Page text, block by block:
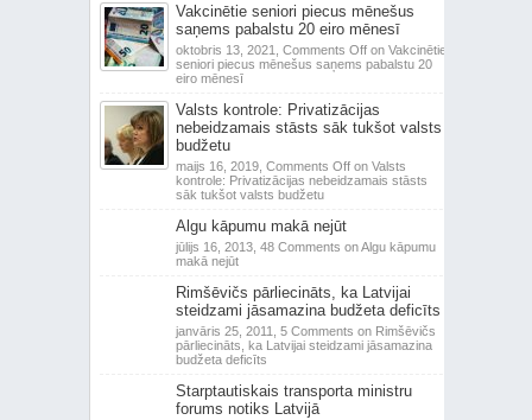
Vakcinētie seniori piecus mēnešus
saņems pabalstu 20 eiro mēnesī
oktobris 13, 2021, Comments Offon Vakcinētie
seniori piecus mēnešus saņems pabalstu 20
eiro mēnesī
Valsts kontrole: Privatizācijas
nebeidzamais stāsts sāk tukšot valsts
budžetu
maijs 16, 2019, Comments Offon Valsts
kontrole: Privatizācijas nebeidzamais stāsts
sāk tukšot valsts budžetu
Algu kāpumu makā nejūt
jūlijs 16, 2013, 48 Comments on Algu kāpumu
makā nejūt
Rimšēvičs pārliecināts, ka Latvijai
steidzami jāsamazina budžeta deficīts
janvāris 25, 2011, 5 Comments on Rimšēvičs
pārliecināts, ka Latvijai steidzami jāsamazina
budžeta deficīts
Starptautiskais transporta ministru
forums notiks Latvijā